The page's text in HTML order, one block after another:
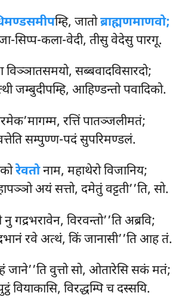
म्हि, जातोब्राह्मणमाणवो;
सिप्प-कला-वेदी, तीसु वेदेसु पारगू.
विञ्ञातसमयो, सब्बवादविसारदो;
जम्बुदीपम्हि, आहिण्डन्तो पवादिको.
रत्तिं पातञ्जलीमतं;
सम्पुण्ण-पदं सुपरिमण्डलं.
रेवतोनाम, महाथेरो विजानिय;
अयं सत्तो, दमेतुं वट्टती’’ति, सो.
नु गद्रभरावेन, विरवन्तो’’ति अब्रवि;
रवे अत्थं, किं जानासी’’ति आह तं.
जाने’’ति वुत्तो सो, ओतारेसि सकं मतं;
वियाकासि, विरद्धम्पि च दस्सयि.